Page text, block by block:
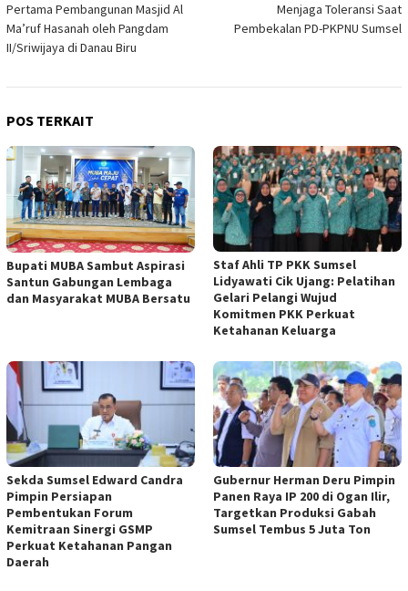
Pertama Pembangunan Masjid Al
Ma’ruf Hasanah oleh Pangdam
II/Sriwijaya di Danau Biru
Menjaga Toleransi Saat
Pembekalan PD-PKPNU Sumsel
POS TERKAIT
Bupati MUBA Sambut Aspirasi
Santun Gabungan Lembaga
dan Masyarakat MUBA Bersatu
Staf Ahli TP PKK Sumsel
Lidyawati Cik Ujang: Pelatihan
Gelari Pelangi Wujud
Komitmen PKK Perkuat
Ketahanan Keluarga
Sekda Sumsel Edward Candra
Pimpin Persiapan
Pembentukan Forum
Kemitraan Sinergi GSMP
Perkuat Ketahanan Pangan
Daerah
Gubernur Herman Deru Pimpin
Panen Raya IP 200 di Ogan Ilir,
Targetkan Produksi Gabah
Sumsel Tembus 5 Juta Ton